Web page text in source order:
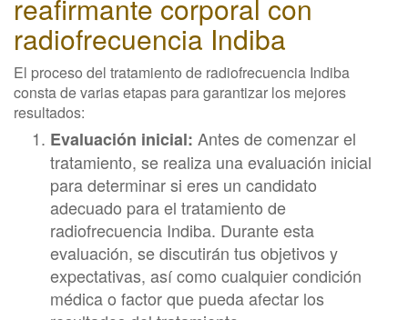
reafirmante corporal con
radiofrecuencia Indiba
El proceso del tratamiento de radiofrecuencia Indiba
consta de varias etapas para garantizar los mejores
resultados:
Evaluación inicial: Antes de comenzar el
tratamiento, se realiza una evaluación inicial
para determinar si eres un candidato
adecuado para el tratamiento de
radiofrecuencia Indiba. Durante esta
evaluación, se discutirán tus objetivos y
expectativas, así como cualquier condición
médica o factor que pueda afectar los